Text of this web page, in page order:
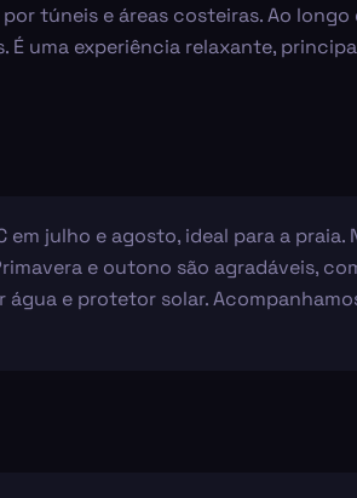
túneis e áreas costeiras. Ao
uma experiência relaxante,
julho e agosto, ideal para a praia.
e outono são agradáveis,
e protetor solar.